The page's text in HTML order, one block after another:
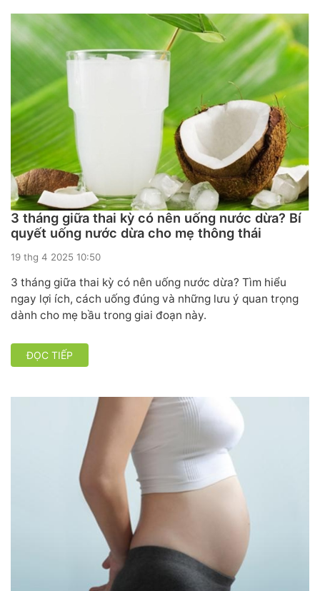
3 tháng giữa thai kỳ có nên uống nước dừa? Bí
quyết uống nước dừa cho mẹ thông thái
19 thg 4 2025 10:50
3 tháng giữa thai kỳ có nên uống nước dừa? Tìm hiểu
ngay lợi ích, cách uống đúng và những lưu ý quan trọng
dành cho mẹ bầu trong giai đoạn này.
ĐỌC TIẾP